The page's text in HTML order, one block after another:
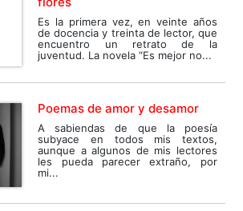
Es la primera vez, en veinte años
de docencia y treinta de lector, que
encuentro un retrato de la
juventud. La novela “Es mejor no...
Poemas de amor y desamor
A sabiendas de que la poesía
subyace en todos mis textos,
aunque a algunos de mis lectores
les pueda parecer extraño, por
mi...